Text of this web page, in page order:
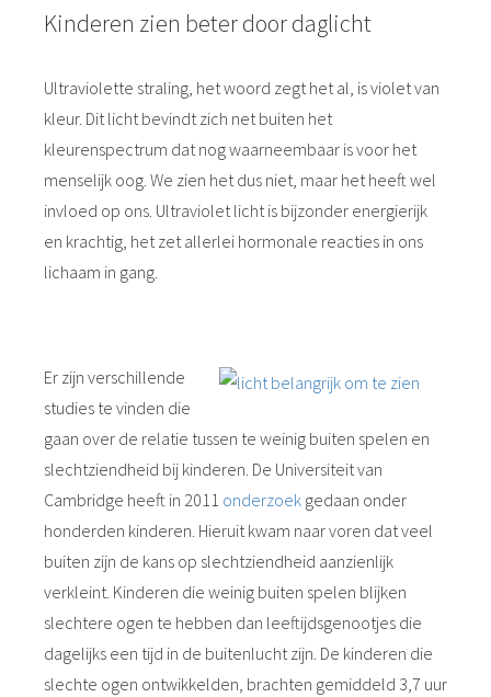
Kinderen zien beter door daglicht
Ultraviolette straling, het woord zegt het al, is violet van
kleur. Dit licht bevindt zich net buiten het
kleurenspectrum dat nog waarneembaar is voor het
menselijk oog. We zien het dus niet, maar het heeft wel
invloed op ons. Ultraviolet licht is bijzonder energierijk
en krachtig, het zet allerlei hormonale reacties in ons
lichaam in gang.
Er zijn verschillende
studies te vinden die
gaan over de relatie tussen te weinig buiten spelen en
slechtziendheid bij kinderen. De Universiteit van
Cambridge heeft in 2011 onderzoek gedaan onder
honderden kinderen. Hieruit kwam naar voren dat veel
buiten zijn de kans op slechtziendheid aanzienlijk
verkleint. Kinderen die weinig buiten spelen blijken
slechtere ogen te hebben dan leeftijdsgenootjes die
dagelijks een tijd in de buitenlucht zijn. De kinderen die
slechte ogen ontwikkelden, brachten gemiddeld 3,7 uur